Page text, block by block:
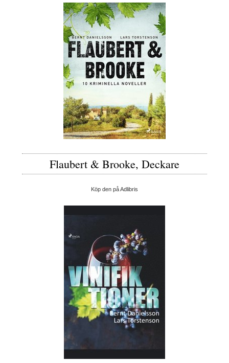
Flaubert & Brooke, Deckare
Köp den på Adlibris